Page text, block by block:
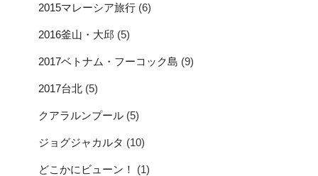
2015マレーシア旅行 (6)
2016釜山・大邱 (5)
2017ベトナム・フーコック島 (9)
2017台北 (5)
クアラルンプール (5)
ジョグジャカルタ (10)
どこかにビューン！ (1)